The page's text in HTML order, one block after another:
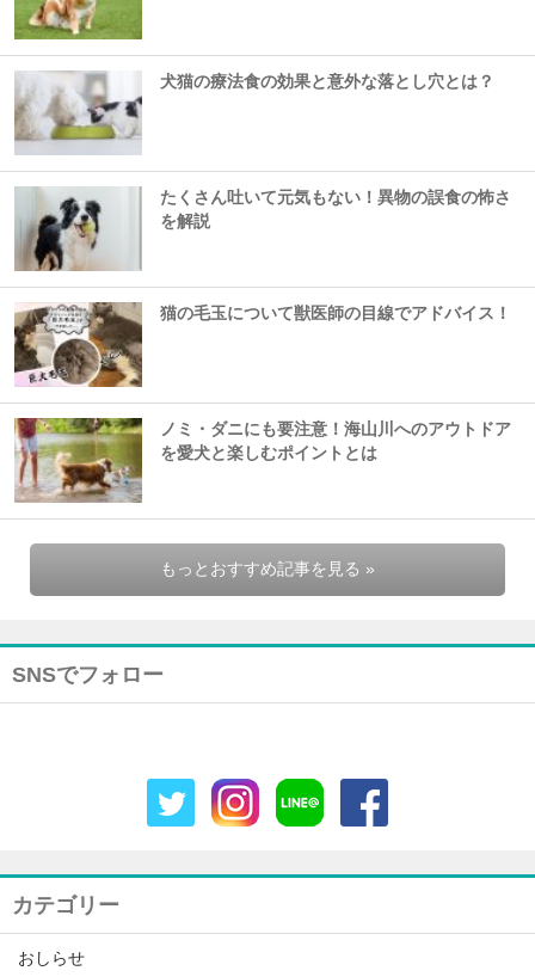
犬猫の療法食の効果と意外な落とし穴とは？
たくさん吐いて元気もない！異物の誤食の怖さ
を解説
猫の毛玉について獣医師の目線でアドバイス！
ノミ・ダニにも要注意！海山川へのアウトドア
を愛犬と楽しむポイントとは
もっとおすすめ記事を見る »
SNSでフォロー
カテゴリー
おしらせ